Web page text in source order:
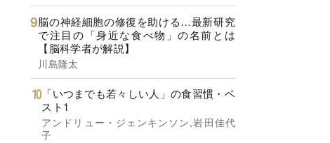
脳の神経細胞の修復を助ける…最新研究
で注目の「身近な食べ物」の名前とは
【脳科学者が解説】
川島隆太
「いつまでも若々しい人」の食習慣・ベ
スト1
アンドリュー・ジェンキンソン,岩田佳代
子